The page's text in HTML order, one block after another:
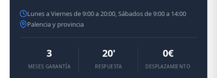
Lunes a Viernes de 9:00 a 20:00, Sábados de 9:00 a 14:00
Palencia y provincia
3
MESES GARANTÍA
20'
RESPUESTA
0€
DESPLAZAMIENTO